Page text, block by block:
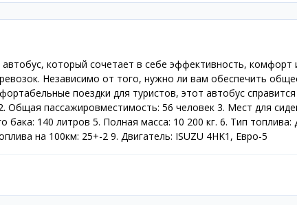
автобус, который сочетает в себе эффективность,
Независимо от того, нужно ли вам обеспечить
поездки для туристов, этот автобус
Общая пассажировместимость: 56 человек 3. Мест для
бака: 140 литров 5. Полная масса: 10 200 кг. 6. Тип
на 100км: 25+-2 9. Двигатель: ISUZU 4HK1, Евро-5